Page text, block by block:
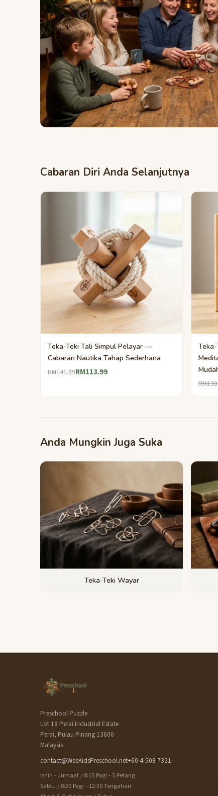
Cabaran Diri Anda Selanjutnya
Teka-Teki Tali Simpul Pelayar —
Cabaran Nautika Tahap Sederhana
RM141.99RM113.99
Anda Mungkin Juga Suka
Teka-Teki Wayar
Preschool Puzzle
Lot 18 Perai Industrial Estate
Perai, Pulau Pinang 13600
Malaysia
contact@WeeKidsPreschool.net+60 4-508 7321
Isnin - Jumaat / 8:15 Pagi - 5 Petang
Sabtu / 8:30 Pagi - 12:30 Tengahari